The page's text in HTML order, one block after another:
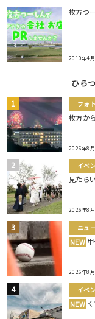
枚方つ
2010年4
ひら
フォト
枚方か
2026年8
イベ
見たら
2026年8
ニュ
NEW
2026年8
イベ
NEW